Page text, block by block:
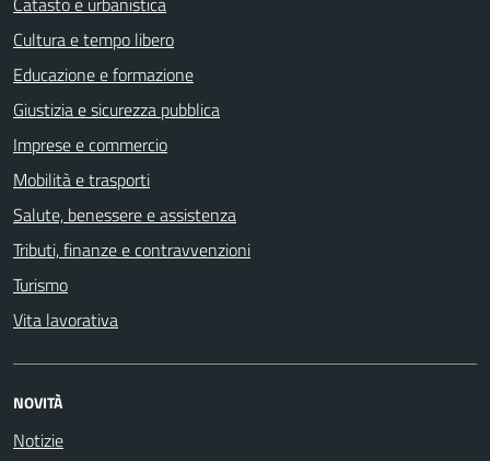
Cultura e tempo libero
Educazione e formazione
Giustizia e sicurezza pubblica
Imprese e commercio
Mobilità e trasporti
Salute, benessere e assistenza
Tributi, finanze e contravvenzioni
Turismo
Vita lavorativa
NOVITÀ
Notizie